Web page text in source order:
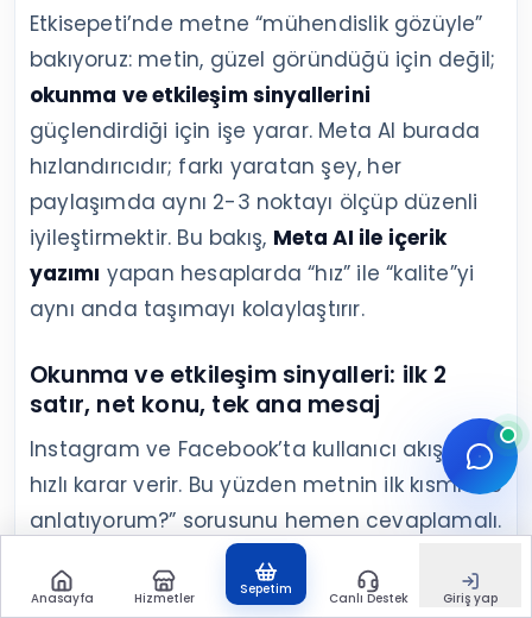
Etkisepeti’nde metne “mühendislik gözüyle”
bakıyoruz: metin, güzel göründüğü için değil;
okunma ve etkileşim sinyallerini
güçlendirdiği için işe yarar. Meta AI burada
hızlandırıcıdır; farkı yaratan şey, her
paylaşımda aynı 2-3 noktayı ölçüp düzenli
iyileştirmektir. Bu bakış, Meta AI ile içerik
yazımı yapan hesaplarda “hız” ile “kalite”yi
aynı anda taşımayı kolaylaştırır.
Okunma ve etkileşim sinyalleri: ilk 2
satır, net konu, tek ana mesaj
Instagram ve Facebook’ta kullanıcı akışta
hızlı karar verir. Bu yüzden metnin ilk kısmı “ne
anlatıyorum?” sorusunu hemen cevaplamalı.
AI’dan gelen metni düzenlerken genellikle şu
üç dokunuş yeterli olur:
Anasayfa Hizmetler
Sepetim
Canlı Destek Giriş yap